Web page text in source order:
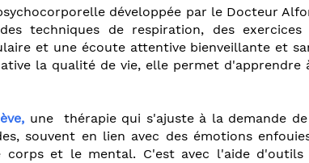
développée par le Docteur
techniques de respiration, des
et une écoute attentive bienveillante et
la qualité de vie, elle permet d'apprendre
une thérapie qui s'ajuste à la demande
souvent en lien avec des émotions
et le mental. C'est avec l'aide d'outils